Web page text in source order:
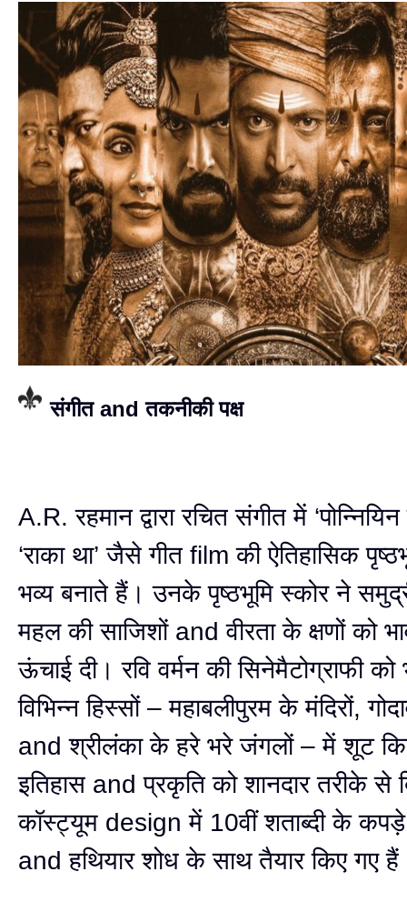
संगीत and तकनीकी पक्ष
A.R. रहमान द्वारा रचित संगीत में
‘राका था’ जैसे गीत film की ऐतिहासिक
भव्य बनाते हैं। उनके पृष्ठभूमि स्कोर ने
महल की साजिशों and वीरता के क्षणों को
ऊंचाई दी। रवि वर्मन की सिनेमैटोग्राफी
विभिन्न हिस्सों – महाबलीपुरम के मंदिरों,
and श्रीलंका के हरे भरे जंगलों – में शूट
इतिहास and प्रकृति को शानदार तरीके से
कॉस्ट्यूम design में 10वीं शताब्दी के
and हथियार शोध के साथ तैयार किए गए